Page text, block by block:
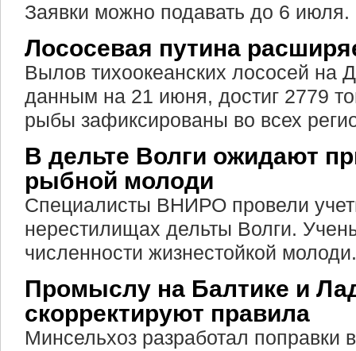
Заявки можно подавать до 6 июля.
Лососевая путина
Вылов тихоокеанских лососей на
данным на 21 июня, достиг 2779
рыбы зафиксированы во всех
В дельте Волги ожидают
рыбной молоди
Специалисты ВНИРО провели
нерестилищах дельты Волги.
численности жизнестойкой молоди.
Промыслу на Балтике и
скорректируют правила
Минсельхоз разработал поправки